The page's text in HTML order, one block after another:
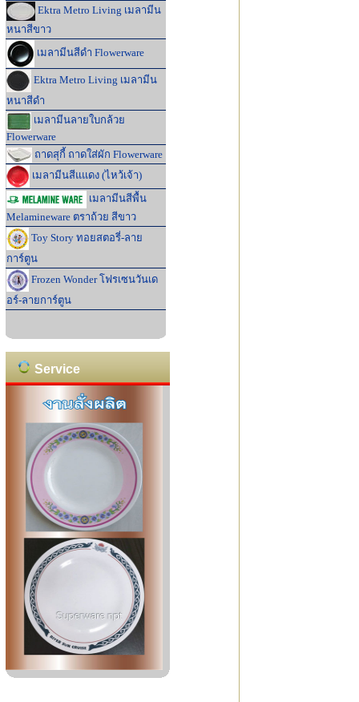
Ektra Metro Living เมลามีน
หนาสีขาว
เมลามีนสีดำ Flowerware
Ektra Metro Living เมลามีน
หนาสีดำ
เมลามีนลายใบกล้วย
Flowerware
ถาดสุกี้ ถาดใส่ผัก Flowerware
เมลามีนสีแแดง (ไหว้เจ้า)
เมลามีนสีพื้น
Melamineware ตราถ้วย สีขาว
Toy Story ทอยสตอรี่-ลาย
การ์ตูน
Frozen Wonder โฟรเซนวันเด
อร์-ลายการ์ตูน
Service